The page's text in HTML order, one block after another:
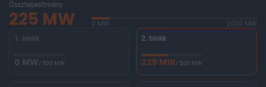
Összteljesítmény
225 MW 0 MW
2000 MW
1. blokk
0 MW/ 500 MW
2. blokk
225 MW/ 500 MW